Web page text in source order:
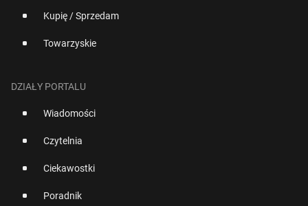
Kupię / Sprzedam
Towarzyskie
DZIAŁY PORTALU
Wiadomości
Czytelnia
Ciekawostki
Poradnik